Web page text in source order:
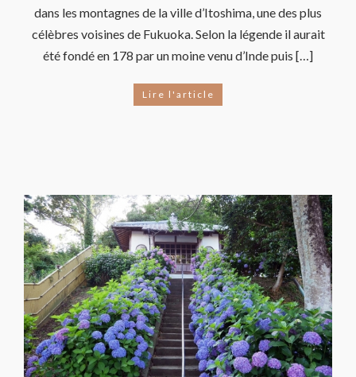
dans les montagnes de la ville d’Itoshima, une des plus
célèbres voisines de Fukuoka. Selon la légende il aurait
été fondé en 178 par un moine venu d’Inde puis […]
Lire l'article